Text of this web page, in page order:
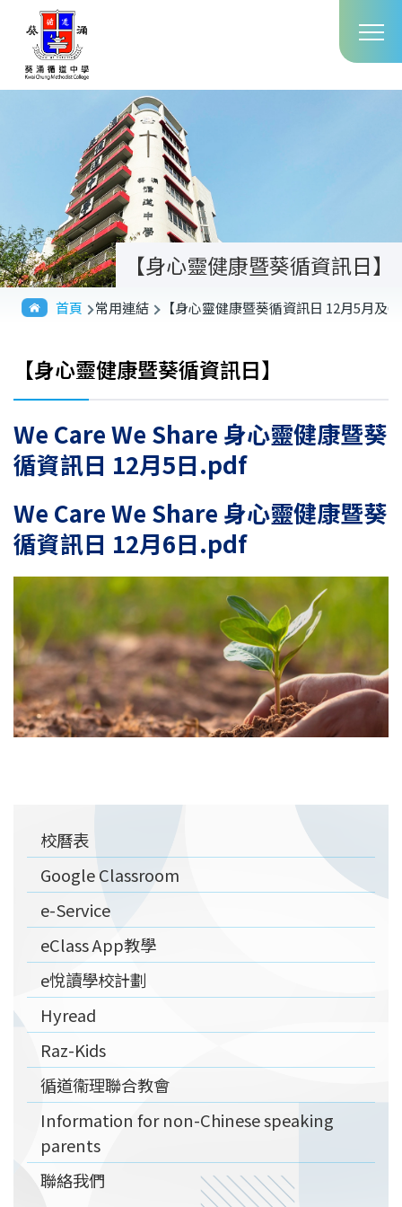
移至主內容
【身心靈健康暨葵循資訊日】
導
連
結
首頁 常用連結 【身心靈健康暨葵循資訊日 12月5月及6
【身心靈健康暨葵循資訊日】
We Care We Share 身心靈健康暨葵
循資訊日 12月5日.pdf
We Care We Share 身心靈健康暨葵
循資訊日 12月6日.pdf
navigation
校曆表
Google Classroom
e-Service
eClass App教學
e悅讀學校計劃
Hyread
Raz-Kids
循道衞理聯合教會
Information for non-Chinese speaking
parents
聯絡我們